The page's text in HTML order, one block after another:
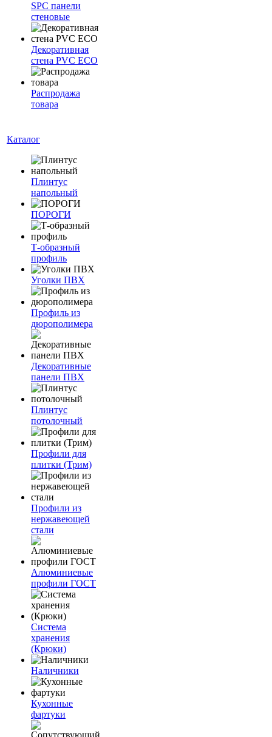
SPC панели
стеновые
Декоративная
стена PVC ECO
Распродажа
товара
Каталог
Плинтус
напольный
ПОРОГИ
Т-образный
профиль
Уголки ПВХ
Профиль из
дюрополимера
Декоративные
панели ПВХ
Плинтус
потолочный
Профили для
плитки (Трим)
Профили из
нержавеющей
стали
Алюминиевые
профили ГОСТ
Система
хранения
(Крюки)
Наличники
Кухонные
фартуки